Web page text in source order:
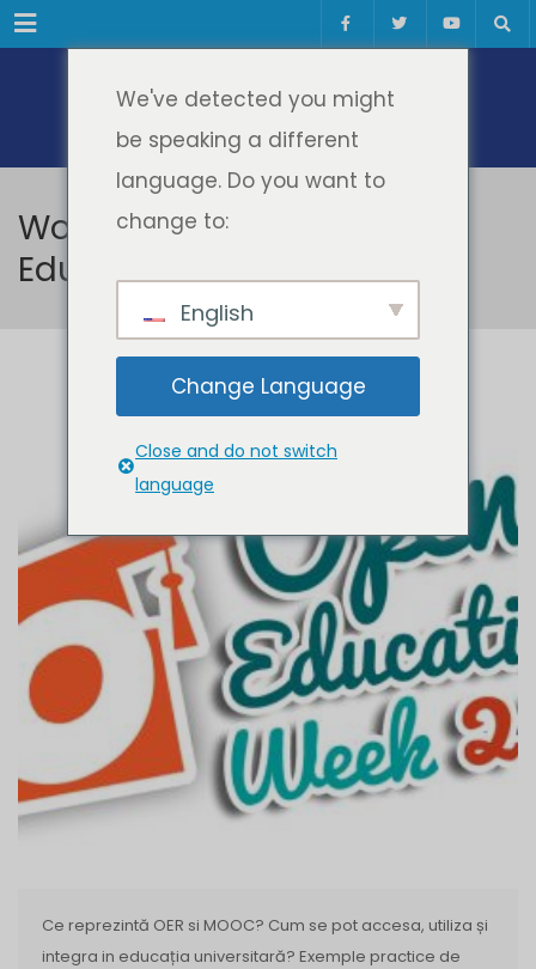
Meniul
Workshop Opening Up
Education
Ce reprezintă OER si MOOC? Cum se pot accesa, utiliza și
integra in educația universitară? Exemple practice de
We've detected you might
be speaking a different
language. Do you want to
change to:
English
Change Language
Close and do not switch
language